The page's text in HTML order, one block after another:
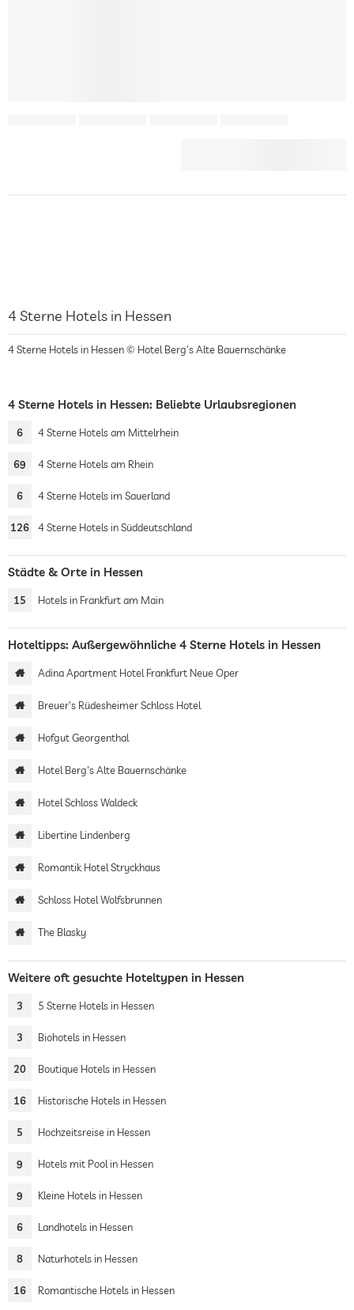
4 Sterne Hotels in Hessen
4 Sterne Hotels in Hessen © Hotel Berg's Alte Bauernschänke
4 Sterne Hotels in Hessen: Beliebte Urlaubsregionen
6 4 Sterne Hotels am Mittelrhein
69 4 Sterne Hotels am Rhein
6 4 Sterne Hotels im Sauerland
126 4 Sterne Hotels in Süddeutschland
Städte & Orte in Hessen
15 Hotels in Frankfurt am Main
Hoteltipps: Außergewöhnliche 4 Sterne Hotels in Hessen
Adina Apartment Hotel Frankfurt Neue Oper
Breuer's Rüdesheimer Schloss Hotel
Hofgut Georgenthal
Hotel Berg's Alte Bauernschänke
Hotel Schloss Waldeck
Libertine Lindenberg
Romantik Hotel Stryckhaus
Schloss Hotel Wolfsbrunnen
The Blasky
Weitere oft gesuchte Hoteltypen in Hessen
3 5 Sterne Hotels in Hessen
3 Biohotels in Hessen
20 Boutique Hotels in Hessen
16 Historische Hotels in Hessen
5 Hochzeitsreise in Hessen
9 Hotels mit Pool in Hessen
9 Kleine Hotels in Hessen
6 Landhotels in Hessen
8 Naturhotels in Hessen
16 Romantische Hotels in Hessen